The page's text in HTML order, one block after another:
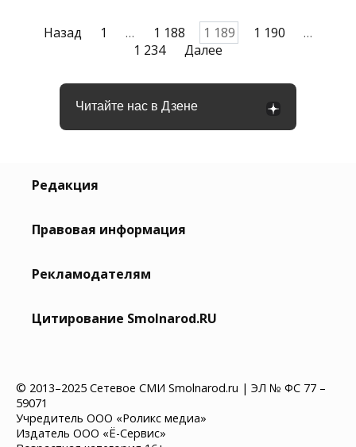
Пагинация
Назад 1 … 1 188 1 189 1 190
…
1 234
Далее
Читайте нас в Дзене
Редакция
Правовая информация
Рекламодателям
Цитирование Smolnarod.RU
© 2013–2025 Сетевое СМИ Smolnarod.ru | ЭЛ № ФС 77 –
59071
Учредитель ООО «Роликс медиа»
Издатель ООО «Ё-Сервис»